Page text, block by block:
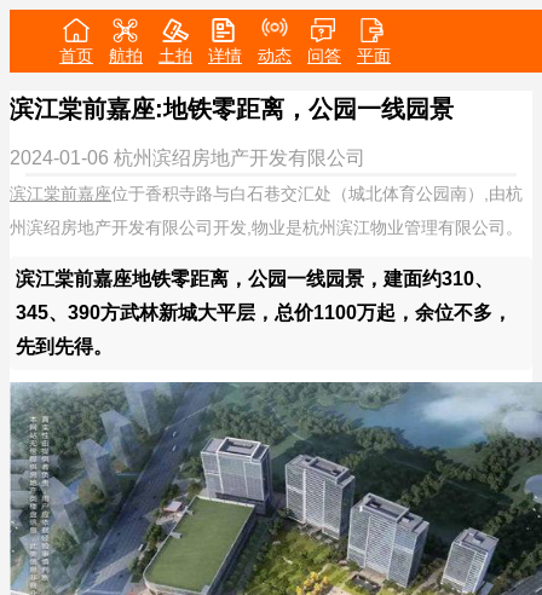
首页 航拍 土拍 详情 动态 问答 平面
滨江棠前嘉座:地铁零距离，公园一线园景
2024-01-06 杭州滨绍房地产开发有限公司
滨江棠前嘉座位于香积寺路与白石巷交汇处（城北体育公园南）,由杭
州滨绍房地产开发有限公司开发,物业是杭州滨江物业管理有限公司。
滨江棠前嘉座地铁零距离，公园一线园景，建面约310、
345、390方武林新城大平层，总价1100万起，余位不多，
先到先得。